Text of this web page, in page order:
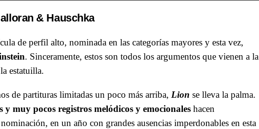
& Hauschka
de perfil alto, nominada en las categorías mayores y esta vez,
. Sinceramente, estos son todos los argumentos que vienen a la
estatuilla.
de partituras limitadas un poco más arriba, Lion se lleva la palma.
muy pocos registros melódicos y emocionales hacen
en un año con grandes ausencias imperdonables en esta